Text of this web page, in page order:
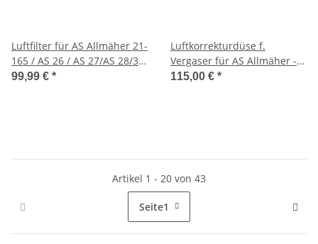
Luftfilter für AS Allmäher 21-
165 / AS 26 / AS 27/AS 28/3
usw.
99,99 € *
Luftkorrekturdüse f.
Vergaser für AS Allmäher -
Häcksler - Aufsitzmäher
115,00 € *
Artikel 1 - 20 von 43
Seite1